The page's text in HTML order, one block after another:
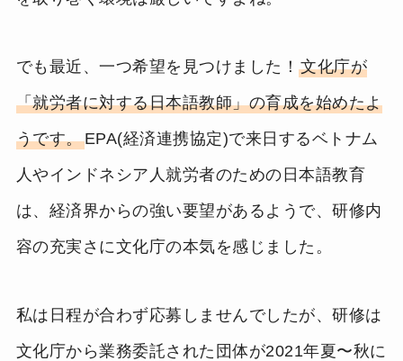
でも最近、一つ希望を見つけました！文化庁が
「就労者に対する日本語教師」の育成を始めたよ
うです。EPA(経済連携協定)で来日するベトナム
人やインドネシア人就労者のための日本語教育
は、経済界からの強い要望があるようで、研修内
容の充実さに文化庁の本気を感じました。
私は日程が合わず応募しませんでしたが、研修は
文化庁から業務委託された団体が2021年夏〜秋に